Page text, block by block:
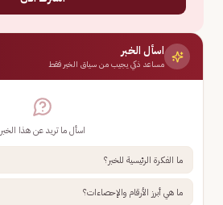
اسأل الخبر
مساعد ذكي يجيب من سياق الخبر فقط
اسأل ما تريد عن هذا الخبر
ما الفكرة الرئيسية للخبر؟
ما هي أبرز الأرقام والإحصاءات؟